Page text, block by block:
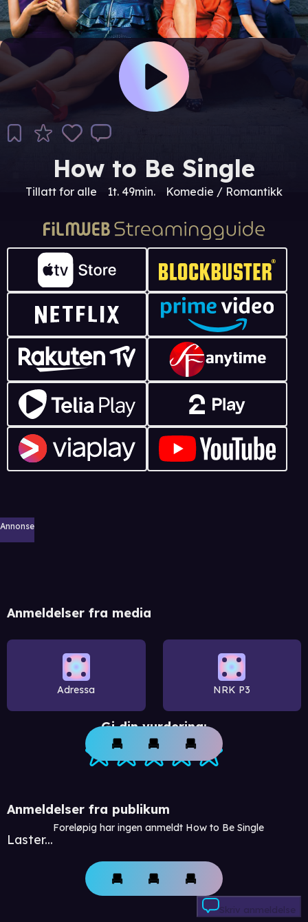
How to Be Single
Tillatt for alle 1t. 49min. Komedie / Romantikk
Annonse
Anmeldelser fra media
Adressa NRK P3
Gi din vurdering:
Anmeldelser fra publikum
Laster...
Foreløpig har ingen anmeldt How to Be Single
Skriv anmeldelse